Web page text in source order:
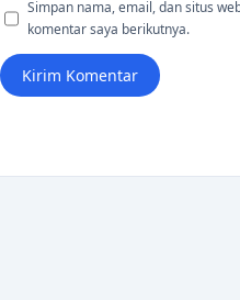
Simpan nama, email, dan situs
komentar saya berikutnya.